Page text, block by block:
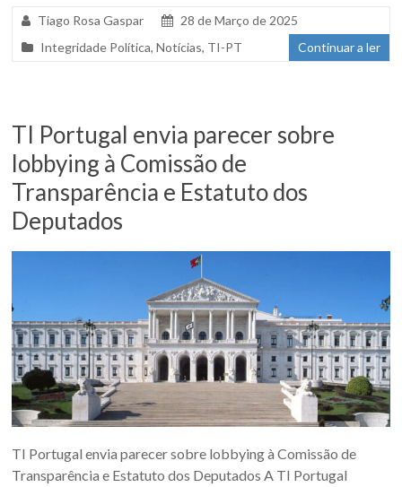
Tiago Rosa Gaspar
28 de Março de 2025
Integridade Política,Notícias, TI-PT Continuar a ler
TI Portugal envia parecer sobre
lobbying à Comissão de
Transparência e Estatuto dos
Deputados
TI Portugal envia parecer sobre lobbying à Comissão de
Transparência e Estatuto dos Deputados A TI Portugal